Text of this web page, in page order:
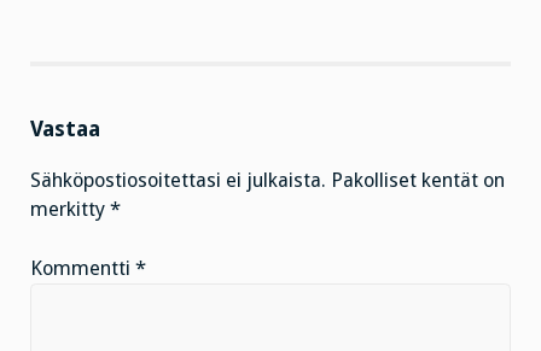
Vastaa
Sähköpostiosoitettasi ei julkaista. Pakolliset kentät on
merkitty *
Kommentti *